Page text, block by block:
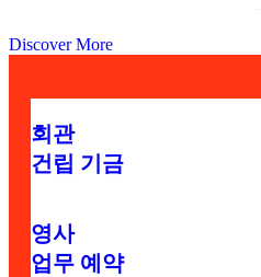
Discover More
회관
건립 기금
영사
업무 예약